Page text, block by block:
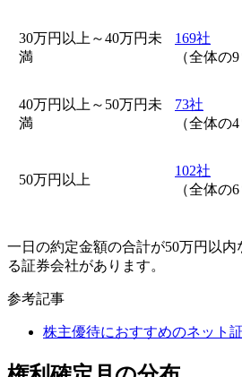
30万円以上～40万円未
満
169社
（全体の9
40万円以上～50万円未
満
73社
（全体の4
50万円以上
102社
（全体の6
一日の約定金額の合計が50万円以
る証券会社があります。
参考記事
株主優待におすすめのネット